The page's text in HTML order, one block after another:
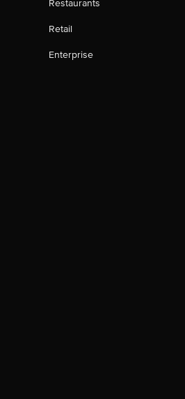
Restaurants
Retail
Enterprise